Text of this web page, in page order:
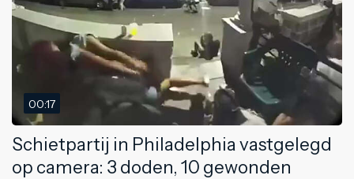
00:17
Schietpartij in Philadelphia vastgelegd
op camera: 3 doden, 10 gewonden